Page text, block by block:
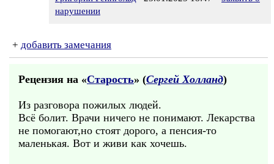
нарушении
+ добавить замечания
Рецензия на «Старость» (Сергей Холланд)
Из разговора пожилых людей.
Всё болит. Врачи ничего не понимают. Лекарства
не помогают,но стоят дорого, а пенсия-то
маленькая. Вот и живи как хочешь.